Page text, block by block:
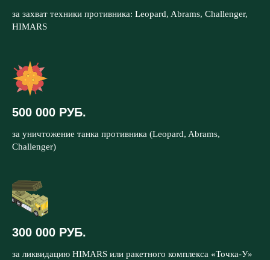
за захват техники противника: Leopard, Abrams, Challenger,
HIMARS
500 000 РУБ.
за уничтожение танка противника (Leopard, Abrams,
Challenger)
300 000 РУБ.
за ликвидацию HIMARS или ракетного комплекса «Точка-У»